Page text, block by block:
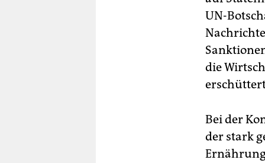
UN-
die
Bei der
der stark